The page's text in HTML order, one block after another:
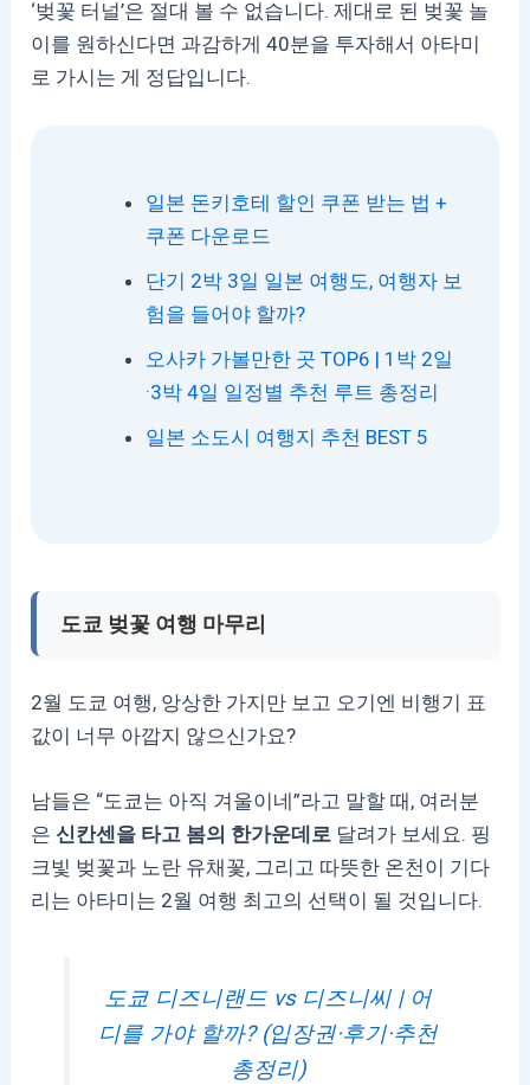
‘벚꽃 터널’은 절대 볼 수 없습니다. 제대로 된 벚꽃 놀
이를 원하신다면 과감하게 40분을 투자해서 아타미
로 가시는 게 정답입니다.
일본 돈키호테 할인 쿠폰 받는 법 +
쿠폰 다운로드
단기 2박 3일 일본 여행도, 여행자 보
험을 들어야 할까?
오사카 가볼만한 곳 TOP6 | 1박 2일
·3박 4일 일정별 추천 루트 총정리
일본 소도시 여행지 추천 BEST 5
도쿄 벚꽃 여행 마무리
2월 도쿄 여행, 앙상한 가지만 보고 오기엔 비행기 표
값이 너무 아깝지 않으신가요?
남들은 “도쿄는 아직 겨울이네”라고 말할 때, 여러분
은신칸센을 타고 봄의 한가운데로 달려가 보세요. 핑
크빛 벚꽃과 노란 유채꽃, 그리고 따뜻한 온천이 기다
리는 아타미는 2월 여행 최고의 선택이 될 것입니다.
도쿄 디즈니랜드 vs 디즈니씨 | 어
디를 가야 할까? (입장권·후기·추천
총정리)